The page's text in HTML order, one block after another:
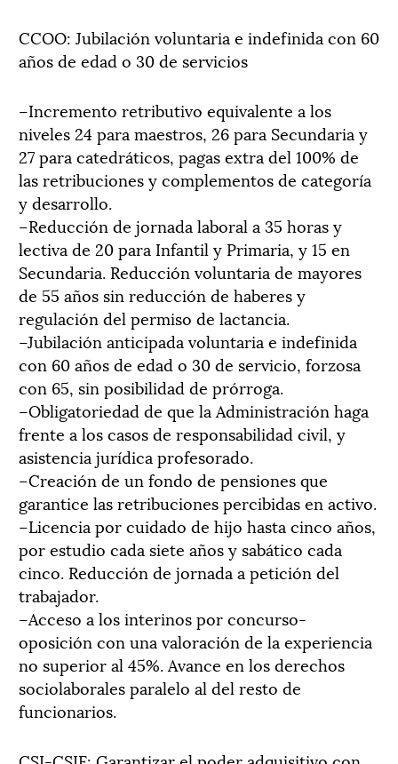
CCOO: Jubilación voluntaria e indefinida con 60
años de edad o 30 de servicios
–Incremento retributivo equivalente a los
niveles 24 para maestros, 26 para Secundaria y
27 para catedráticos, pagas extra del 100% de
las retribuciones y complementos de categoría
y desarrollo.
–Reducción de jornada laboral a 35 horas y
lectiva de 20 para Infantil y Primaria, y 15 en
Secundaria. Reducción voluntaria de mayores
de 55 años sin reducción de haberes y
regulación del permiso de lactancia.
–Jubilación anticipada voluntaria e indefinida
con 60 años de edad o 30 de servicio, forzosa
con 65, sin posibilidad de prórroga.
–Obligatoriedad de que la Administración haga
frente a los casos de responsabilidad civil, y
asistencia jurídica profesorado.
–Creación de un fondo de pensiones que
garantice las retribuciones percibidas en activo.
–Licencia por cuidado de hijo hasta cinco años,
por estudio cada siete años y sabático cada
cinco. Reducción de jornada a petición del
trabajador.
–Acceso a los interinos por concurso-
oposición con una valoración de la experiencia
no superior al 45%. Avance en los derechos
sociolaborales paralelo al del resto de
funcionarios.